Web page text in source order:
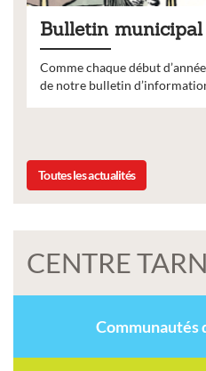
Bulletin
Comme chaque début
de notre bulletin
Toutes les actualités
CENTRE TARN
Communautés